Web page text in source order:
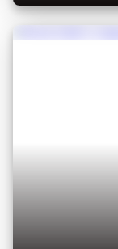
premium